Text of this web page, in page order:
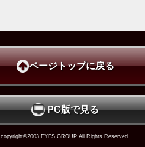
ページトップに戻る
PC版で見る
copyright©2003 EYES GROUP All Rights Reserved.